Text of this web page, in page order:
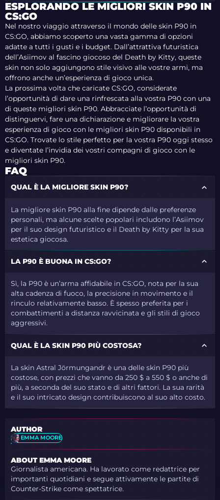
ESPLORANDO LE MIGLIORI SKIN P90 IN
CS:GO
Nel nostro viaggio attraverso il mondo delle skin P90 in
CS:GO, abbiamo scoperto una vasta gamma di opzioni
adatte a tutti i gusti e i budget. Dall’attrattiva futuristica
dell’Asiimov al fascino giocoso del Death by Kitty, queste
skin non solo aggiungono stile visivo alle vostre armi, ma
offrono anche un’esperienza di gioco unica.
La prossima volta che caricate CS:GO, considerate
l’opportunità di dare una rinfrescata alla vostra P90 con una
di queste migliori skin P90. Abbracciate l’opportunità di
distinguervi, fare una dichiarazione e migliorare la vostra
esperienza di gioco con le migliori skin P90 disponibili in
CS:GO. Trovate lo stile perfetto per la vostra P90 oggi stesso
e diventate l’invidia dei vostri compagni di gioco con le
migliori skin P90.
FAQ
QUAL È LA MIGLIORE SKIN P90?
La migliore skin P90 alla fine dipende dalle preferenze
personali, ma alcune scelte popolari includono l’Asiimov
per il suo design futuristico e il Death by Kitty per la sua
estetica giocosa.
LA P90 È BUONA IN CS:GO?
Sì, la P90 è un’arma affidabile in CS:GO, nota per la sua
alta cadenza di fuoco, la precisione in movimento e il
rinculo relativamente basso. È spesso preferita per i
combattimenti a distanza ravvicinata e gli stili di gioco
aggressivi.
QUAL È LA SKIN P90 PIÙ COSTOSA?
La skin Astral Jörmungandr è una delle skin P90 più
costose, con prezzi che vanno da 250 $ a 550 $ o anche di
più, a seconda del suo stato e di altri fattori. La sua rarità
e il suo intricato design contribuiscono al suo alto costo.
AUTHOR
EMMA MOORE
ABOUT EMMA MOORE
Giornalista americana. Ha lavorato come redattrice per
importanti quotidiani e segue attivamente le partite di
Counter-Strike come spettatrice.